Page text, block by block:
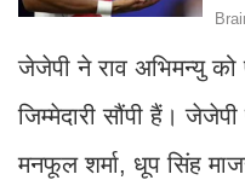
जेजेपी ने राव अभिमन्यु को
जिम्मेदारी सौंपी हैं।
मनफूल शर्मा, धूप सिंह